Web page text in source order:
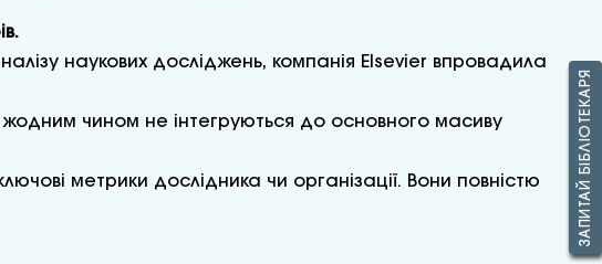
наукових досліджень, компанія Elsevier впровадила
жодним чином не інтегруються до основного масиву
метрики дослідника чи організації. Вони повністю
ЗАПИТАЙ БІБЛІОТЕКАРЯ